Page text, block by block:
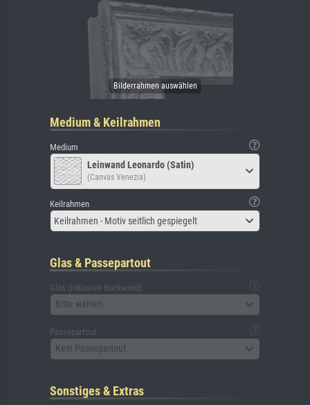
Medium & Keilrahmen
Medium
Leinwand Leonardo (Satin)
(Canvas Venezia)
Keilrahmen
Keilrahmen - Motiv seitlich gespiegelt
Glas & Passepartout
Glas (inklusive Rückwand)
Bitte wählen
Passepartout
Kein Passepartout
Sonstiges & Extras